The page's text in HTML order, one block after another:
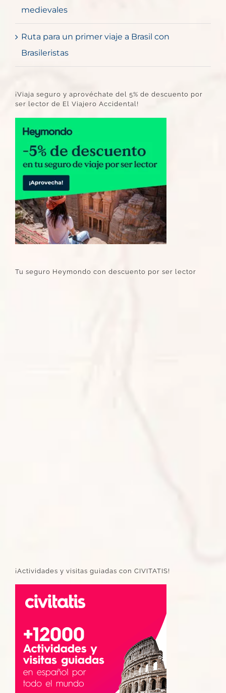
medievales
Ruta para un primer viaje a Brasil con
Brasileristas
¡Viaja seguro y aprovéchate del 5% de descuento por
ser lector de El Viajero Accidental!
Tu seguro Heymondo con descuento por ser lector
¡Actividades y visitas guiadas con CIVITATIS!